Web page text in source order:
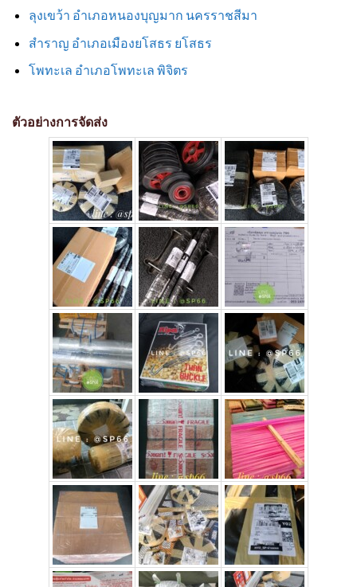
ลุงเขว้า อำเภอหนองบุญมาก นครราชสีมา
สำราญ อำเภอเมืองยโสธร ยโสธร
โพทะเล อำเภอโพทะเล พิจิตร
ตัวอย่างการจัดส่ง